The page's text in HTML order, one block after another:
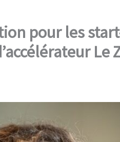
pour les
Le